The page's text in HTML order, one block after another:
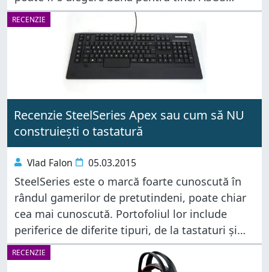
promite mult când vorbim despre acest
laptop, mai ales în
RECENZIE
Recenzie SteelSeries Apex sau cum să NU
construiești o tastatură
Vlad Falon 05.03.2015
SteelSeries este o marcă foarte cunoscută în
rândul gamerilor de pretutindeni, poate chiar
cea mai cunoscută. Portofoliul lor include
periferice de diferite tipuri, de la tastaturi și
mauși până la căști de gaming. Noi am reușit
să punem mâna pe
RECENZIE